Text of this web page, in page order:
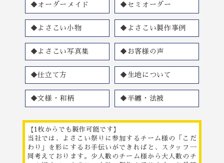
◆オーダーメイド ◆セミオーダー
◆よさこい小物 ◆よさこい製作事例
◆よさこい写真集 ◆お客様の声
◆仕立て方 ◆生地について
◆文様・和柄 ◆半纏・法被
【1枚からでも製作可能です】
当社では、よさこい祭りに参加するチーム様の「こだ
わり」を形にするお手伝いができればと、スタッフ一
同考えております。少人数のチーム様から大人数のチ